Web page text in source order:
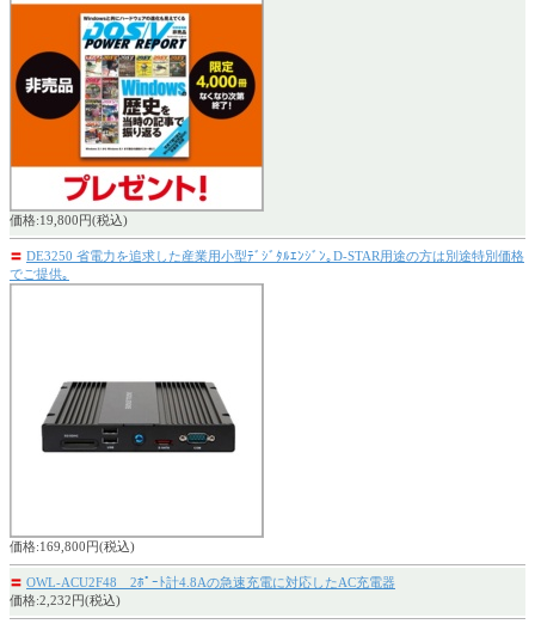
価格:19,800円(税込)
〓 DE3250 省電力を追求した産業用小型ﾃﾞｼﾞﾀﾙｴﾝｼﾞﾝ｡D-STAR用途の方は別途特別価格
でご提供｡
価格:169,800円(税込)
〓 OWL-ACU2F48 2ﾎﾟｰﾄ計4.8Aの急速充電に対応したAC充電器
価格:2,232円(税込)